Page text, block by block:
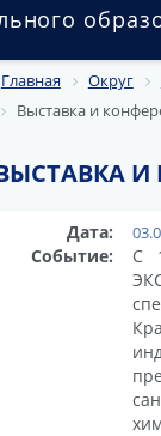
Главная Округ
Выставка и
Дата:
Событие:
С